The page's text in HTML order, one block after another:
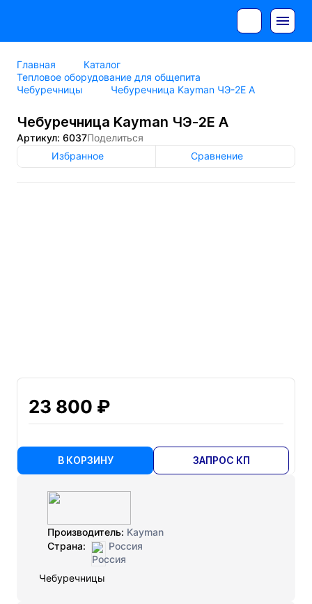
Главная
Каталог
Тепловое оборудование для общепита
Чебуречницы
Чебуречница Kayman ЧЭ-2Е А
Чебуречница Kayman ЧЭ-2Е А
Артикул: 6037Поделиться
Избранное
Сравнение
23 800 ₽
В КОРЗИНУ ЗАПРОС КП
Производитель: Kayman
Страна:
Россия
Чебуречницы